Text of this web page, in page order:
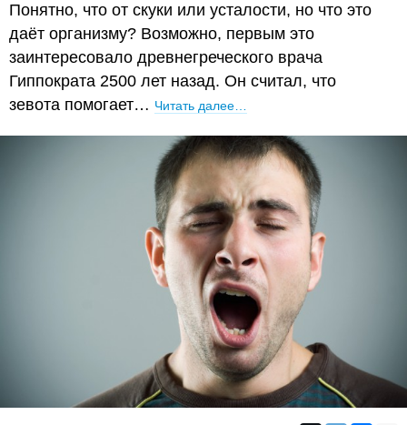
Понятно, что от скуки или усталости, но что это
даёт организму? Возможно, первым это
заинтересовало древнегреческого врача
Гиппократа 2500 лет назад. Он считал, что
зевота помогает… Читать далее…